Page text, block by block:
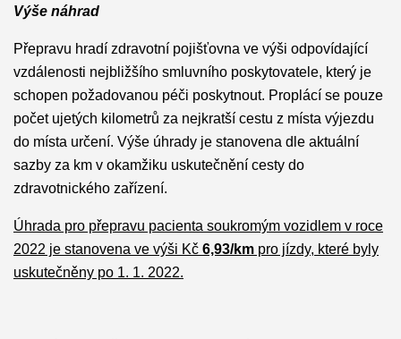
Výše náhrad
Přepravu hradí zdravotní pojišťovna ve výši odpovídající
vzdálenosti nejbližšího smluvního poskytovatele, který je
schopen požadovanou péči poskytnout. Proplácí se pouze
počet ujetých kilometrů za nejkratší cestu z místa výjezdu
do místa určení. Výše úhrady je stanovena dle aktuální
sazby za km v okamžiku uskutečnění cesty do
zdravotnického zařízení.
Úhrada pro přepravu pacienta soukromým vozidlem v roce
2022 je stanovena ve výši Kč 6,93/kmpro jízdy, které byly
uskutečněny po 1. 1. 2022.